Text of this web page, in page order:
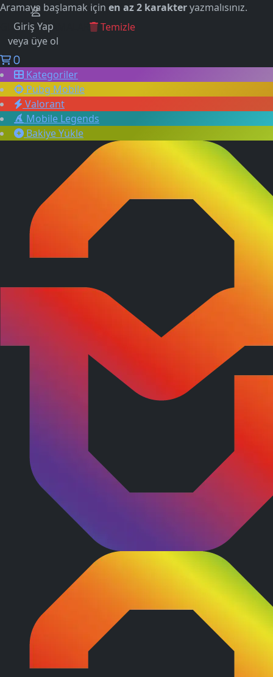
Aramaya başlamak için en az 2 karakteryazmalısınız.
GEÇMİŞ ARAMALAR
Temizle
Giriş Yap
veya üye ol
0
Kategoriler
Pubg Mobile
Valorant
Mobile Legends
Bakiye Yükle